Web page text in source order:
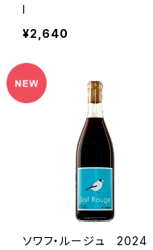
l
¥2,640
ソワフ・ルージュ 2024